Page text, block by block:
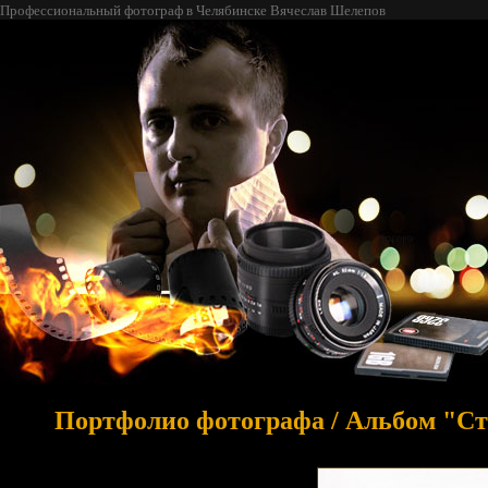
Профессиональный фотограф в Челябинске Вячеслав Шелепов
Портфолио фотографа / Альбом